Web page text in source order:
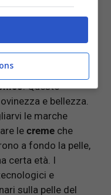
a lungo la
periodicamente
le cellule morte e
la pelle con un
. Questo
e bellezza.
le marche
lecreme che
a fondo la pelle,
certa età. I
e
sulla pelle del